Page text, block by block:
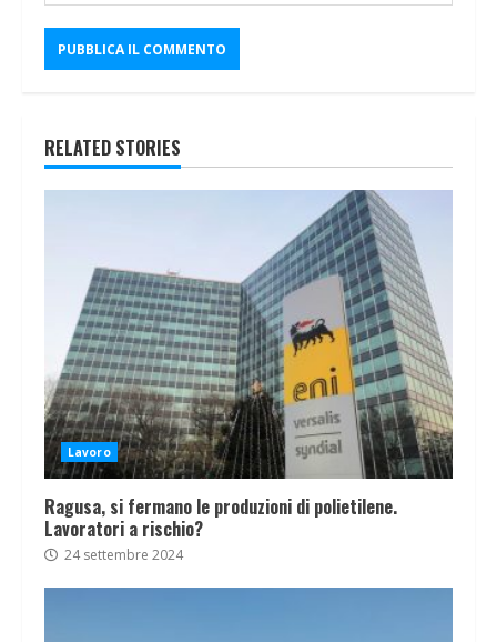
RELATED STORIES
Lavoro
Ragusa, si fermano le produzioni di polietilene.
Lavoratori a rischio?
24 settembre 2024